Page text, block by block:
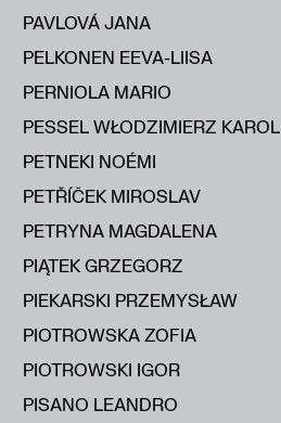
PAVLOVÁ JANA
PELKONEN EEVA-LIISA
PERNIOLA MARIO
PESSEL WŁODZIMIERZ KAROL
PETNEKI NOÉMI
PETŘÍČEK MIROSLAV
PETRYNA MAGDALENA
PIĄTEK GRZEGORZ
PIEKARSKI PRZEMYSŁAW
PIOTROWSKA ZOFIA
PIOTROWSKI IGOR
PISANO LEANDRO